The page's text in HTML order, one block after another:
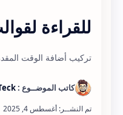
للقراءة
تركيب أضافة الوقت